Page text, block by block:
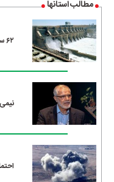
مطالب استانها
۶۲ سد در کشور توسط قرارگاه خاتم احداث شده است